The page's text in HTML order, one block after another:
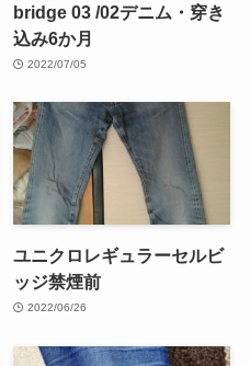
bridge 03 /02デニム・穿き
込み6か月
2022/07/05
ユニクロレギュラーセルビ
ッジ禁煙前
2022/06/26